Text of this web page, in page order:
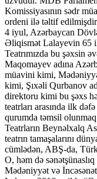
Komissiyasının sədr
ordeni ilə təltif
4 iyul, Azərbaycan
Əliqismət Lalayevin 65
Teatrımızda bu şəxsin
Maqomayev adına
müavini kimi,
kimi, Şıxəli Qurbanov
direktoru kimi bu şəxs
teatrları arasında ilk
qurumda təmsil
Teatrların Beynəlxalq
teatrın tamaşalarını
cümlədən, ABŞ-da,
O, həm də
Mədəniyyət və